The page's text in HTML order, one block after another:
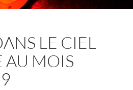
LE CIEL
AU MOIS